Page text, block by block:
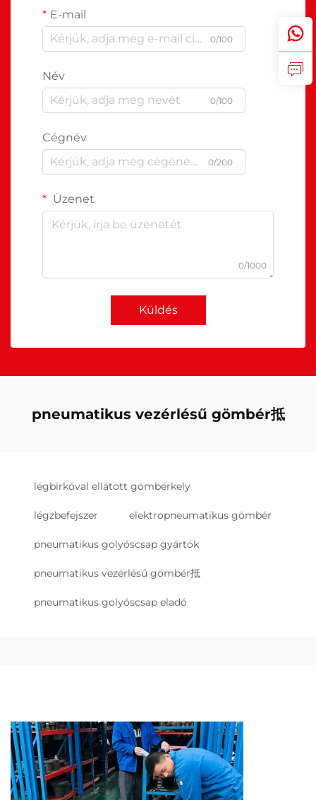
E-mail
0/100
Név
0/100
Cégnév
0/200
Üzenet
0/1000
Küldés
pneumatikus vezérlésű gömbér抵
légbirkóval ellátott gömbérkely
légzbefejszer elektropneumatikus gömbér
pneumatikus golyóscsap gyártók
pneumatikus vezérlésű gömbér抵
pneumatikus golyóscsap eladó